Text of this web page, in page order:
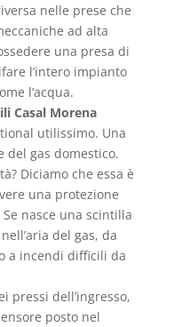
nelle prese che
ad alta
una presa di
l’intero impianto
l’acqua.
Casal Morena
utilissimo. Una
del gas domestico.
Diciamo che essa è
una protezione
nasce una scintilla
del gas, da
a incendi difficili da
pressi dell’ingresso,
posto nel